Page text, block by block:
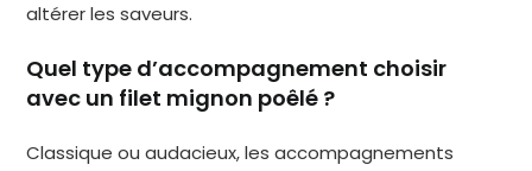
altérer les saveurs.
Quel type d’accompagnement choisir
avec un filet mignon poêlé ?
Classique ou audacieux, les accompagnements